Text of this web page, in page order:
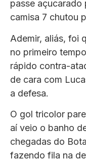
passe açucarado
camisa 7 chutou
Ademir, aliás, foi
no primeiro
rápido contra-
de cara com
a defesa.
O gol tricolor
aí veio o banho
chegadas do
fazendo fila na